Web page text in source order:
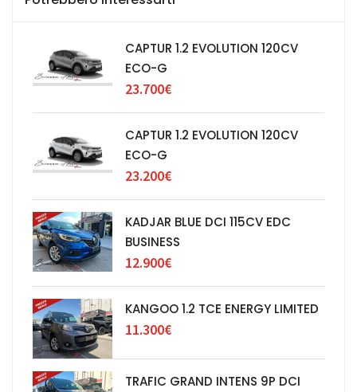
CAPTUR 1.2 EVOLUTION 120CV
ECO-G
23.700€
CAPTUR 1.2 EVOLUTION 120CV
ECO-G
23.200€
KADJAR BLUE DCI 115CV EDC
BUSINESS
12.900€
KANGOO 1.2 TCE ENERGY LIMITED
11.300€
TRAFIC GRAND INTENS 9P DCI